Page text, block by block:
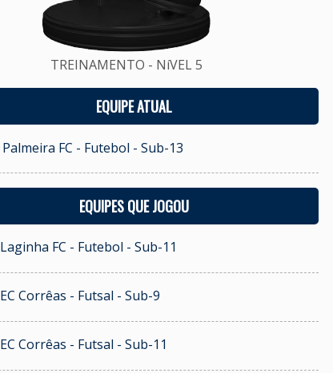
TREINAMENTO - NíVEL 5
EQUIPE ATUAL
Palmeira FC - Futebol - Sub-13
EQUIPES QUE JOGOU
Laginha FC - Futebol - Sub-11
EC Corrêas - Futsal - Sub-9
EC Corrêas - Futsal - Sub-11